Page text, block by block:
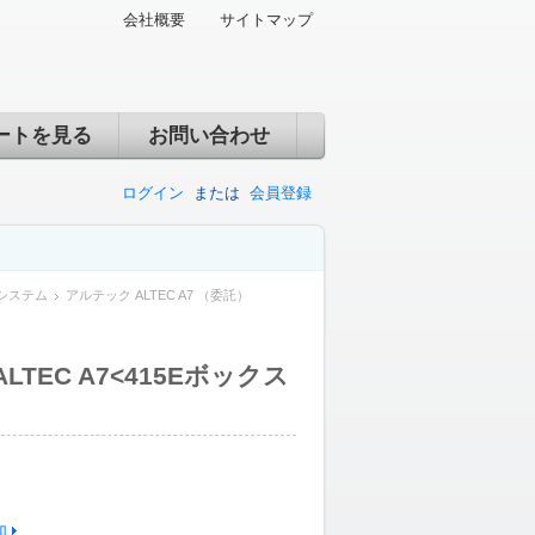
会社概要 サイトマップ
トを見る お問い合わせ
ログイン または 会員登録
ステム アルテック ALTEC A7 （委託）
A7<415Eボックス